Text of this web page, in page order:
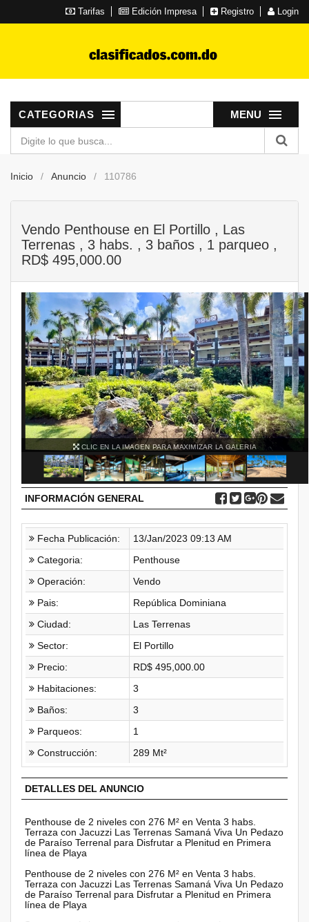
Tarifas Edición Impresa Registro Login
MENU
CATEGORIAS
Inicio Anuncio 110786
Vendo Penthouse en El Portillo , Las
Terrenas , 3 habs. , 3 baños , 1 parqueo ,
RD$ 495,000.00
CLIC EN LA IMAGEN PARA MAXIMIZAR LA GALERIA
INFORMACIÓN GENERAL
Fecha Publicación:
13/Jan/2023 09:13 AM
Categoria:
Penthouse
Operación:
Vendo
Pais:
República Dominiana
Ciudad:
Las Terrenas
Sector:
El Portillo
Precio:
RD$ 495,000.00
Habitaciones:
3
Baños:
3
Parqueos:
1
Construcción:
289 Mt²
DETALLES DEL ANUNCIO
Penthouse de 2 niveles con 276 M² en Venta 3 habs.
Terraza con Jacuzzi Las Terrenas Samaná Viva Un Pedazo
de Paraíso Terrenal para Disfrutar a Plenitud en Primera
línea de Playa
Penthouse de 2 niveles con 276 M² en Venta 3 habs.
Terraza con Jacuzzi Las Terrenas Samaná Viva Un Pedazo
de Paraíso Terrenal para Disfrutar a Plenitud en Primera
línea de Playa